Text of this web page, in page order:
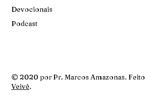
Devocionais
Podcast
© 2020 por Pr. Marcos Amazonas.
Veivê.